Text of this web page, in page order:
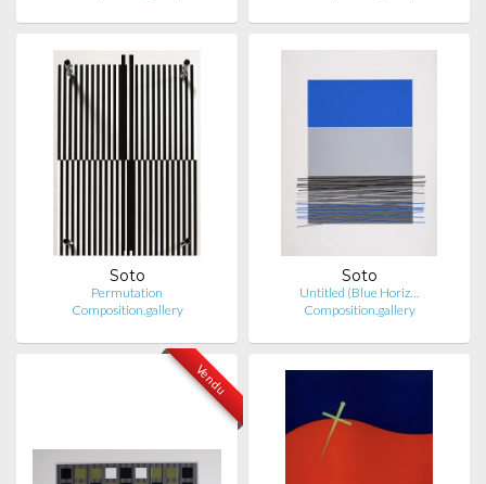
Soto
Permutation
Composition.gallery
Soto
Untitled (Blue Horiz…
Composition.gallery
Vendu